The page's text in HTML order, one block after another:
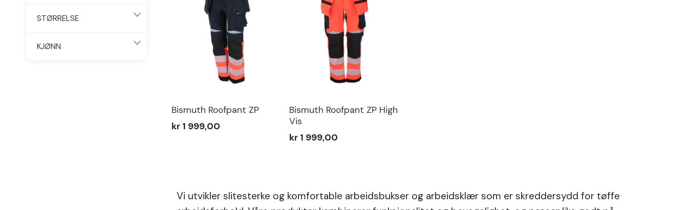
Bismuth Roofpant ZP
kr 1 999,00
Bismuth Roofpant ZP High
Vis
kr 1 999,00
Vi utvikler slitesterke og komfortable arbeidsbukser og arbeidsklær som er skreddersydd for tøffe
STØRRELSE
KJØNN